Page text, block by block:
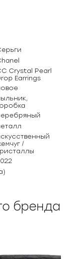
Crystal Pearl
Earrings
/
бренда